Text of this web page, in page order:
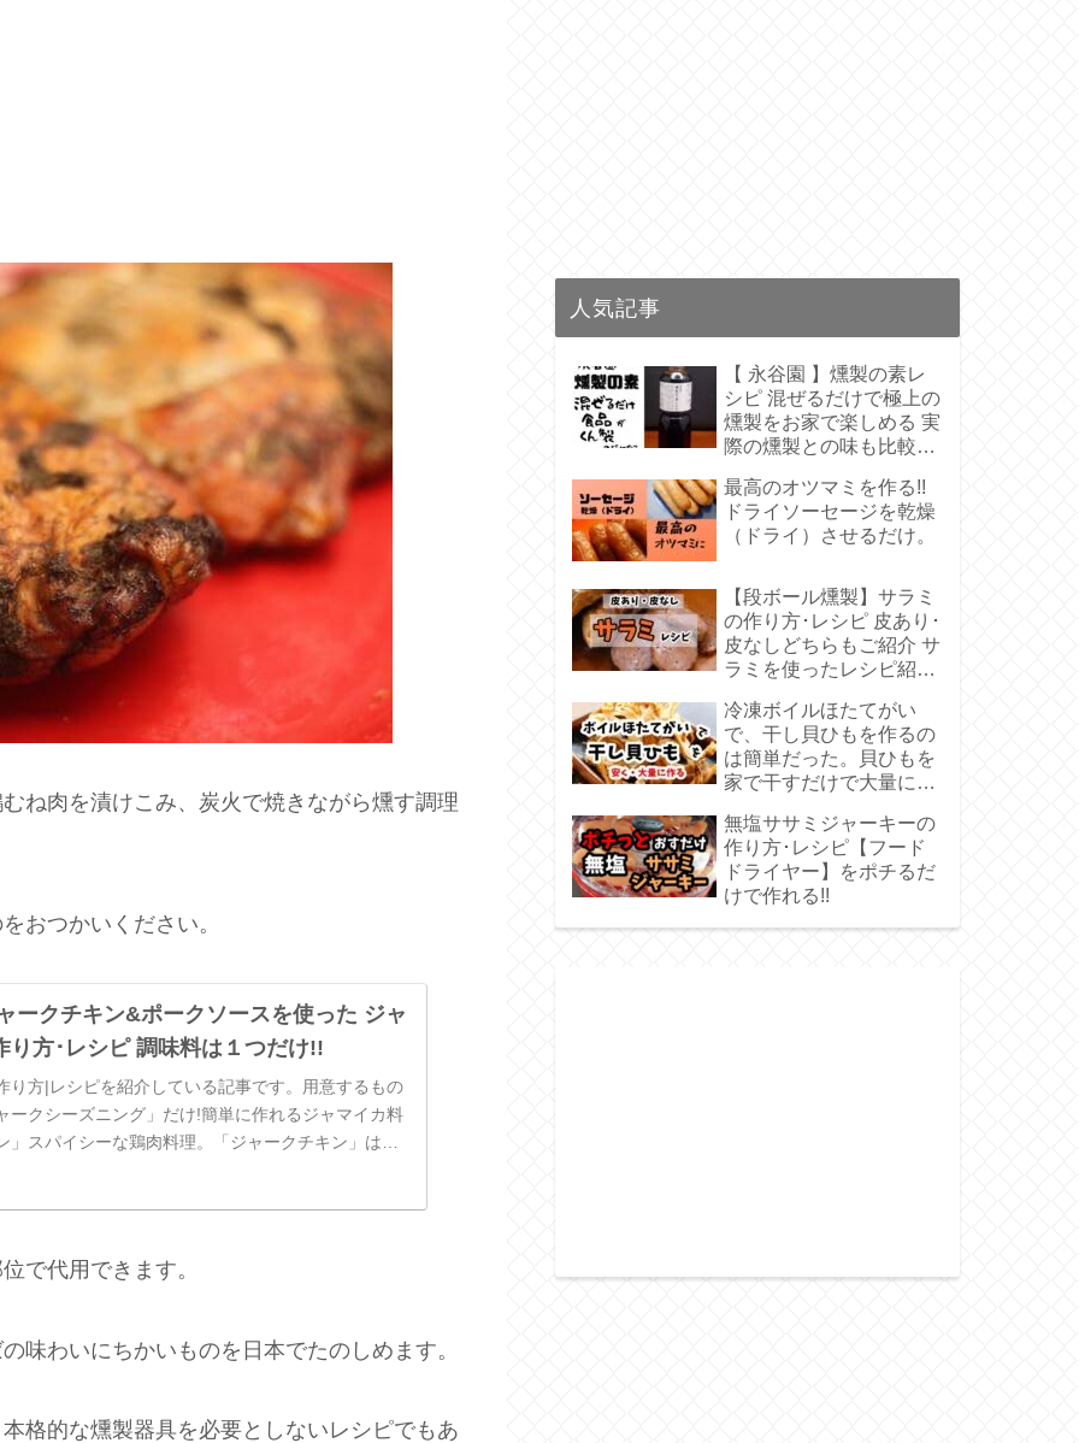
ね肉を漬けこみ、炭火で焼きながら燻す調理
おつかいください。
ークチキン&ポークソースを使った ジャ
り方･レシピ 調味料は１つだけ!!
り方|レシピを紹介している記事です。用意するもの
ークシーズニング」だけ!簡単に作れるジャマイカ料
」スパイシーな鶏肉料理。「ジャークチキン」は
で代用できます。
味わいにちかいものを日本でたのしめます。
格的な燻製器具を必要としないレシピでもあ
人気記事
【 永谷園 】燻製の素レ
シピ 混ぜるだけで極上の
燻製をお家で楽しめる 実
際の燻製との味も比較し
最高のオツマミを作る!!
ドライソーセージを乾燥
（ドライ）させるだけ。
【段ボール燻製】サラミ
の作り方･レシピ 皮あり･
皮なしどちらもご紹介 サ
ラミを使ったレシピ紹介
冷凍ボイルほたてがい
で、干し貝ひもを作るの
は簡単だった。貝ひもを
家で干すだけで大量に貝
無塩ササミジャーキーの
作り方･レシピ【フード
ドライヤー】をポチるだ
けで作れる!!